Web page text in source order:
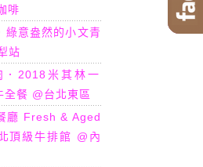
啡
綠意盎然的小文青
站
．2018米其林一
全餐 @台北東區
廳 Fresh & Aged
頂級牛排館 @內